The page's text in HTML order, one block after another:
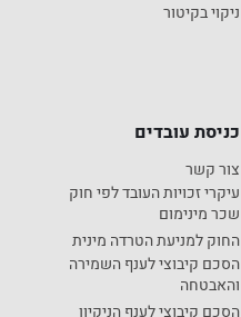
ניקוי בקיטור
כניסת עובדים
צור קשר
עיקרי זכויות העובד לפי חוק
שכר מינימום
החוק למניעת הטרדה מינית
הסכם קיבוצי לענף השמירה
והאבטחה
הסכם קיבוצי לענף הניקיון